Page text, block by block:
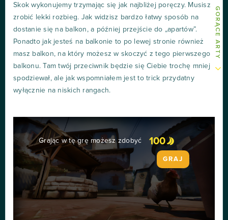
GORĄCE ARTY
Skok wykonujemy trzymając się jak najbliżej poręczy. Musisz
zrobić lekki rozbieg. Jak widzisz bardzo łatwy sposób na
dostanie się na balkon, a później przejście do „apartów”.
Ponadto jak jesteś na balkonie to po lewej stronie również
masz balkon, na który możesz w skoczyć z tego pierwszego
balkonu. Tam twój przeciwnik będzie się Ciebie trochę mniej
spodziewał, ale jak wspomniałem jest to trick przydatny
wyłącznie na niskich rangach.
Grając w tę grę możesz zdobyć 100
GRAJ